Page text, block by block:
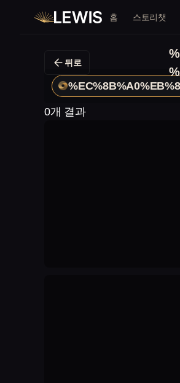
홈 스토리챗
뒤로
0개 결과